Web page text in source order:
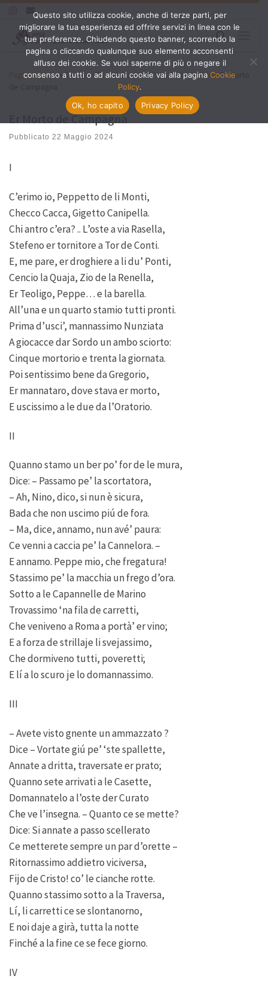
Passa al contenuto
Search
Pagina iniziale »Roma nella Letteratura»Pascarella Cesare»Er Morto
Er Morto de Campagna
Pubblicato 22 Maggio 2024
I
C’erimo io, Peppetto de li Monti,
Checco Cacca, Gigetto Canipella.
Chi antro c’era? .. L’oste a via Rasella,
Stefeno er tornitore a Tor de Conti.
E, me pare, er droghiere a li du’ Ponti,
Cencio la Quaja, Zio de la Renella,
Er Teoligo, Peppe… e la barella.
All’una e un quarto stamio tutti pronti.
Prima d’usci’, mannassimo Nunziata
A giocacce dar Sordo un ambo sciorto:
Cinque mortorio e trenta la giornata.
Poi sentissimo bene da Gregorio,
Er mannataro, dove stava er morto,
E uscissimo a le due da l’Oratorio.
II
Quanno stamo un ber po’ for de le mura,
Dice: – Passamo pe’ la scortatora,
– Ah, Nino, dico, si nun è sicura,
Bada che non uscimo piú de fora.
– Ma, dice, annamo, nun avé’ paura:
Ce venni a caccia pe’ la Cannelora. –
E annamo. Peppe mio, che fregatura!
Stassimo pe’ la macchia un frego d’ora.
Sotto a le Capannelle de Marino
Trovassimo ‘na fila de carretti,
Che veniveno a Roma a portà’ er vino;
E a forza de strillaje li svejassimo,
Che dormiveno tutti, poveretti;
E lí a lo scuro je lo domannassimo.
III
– Avete visto gnente un ammazzato ?
Dice – Vortate giú pe’ ‘ste spallette,
Annate a dritta, traversate er prato;
Quanno sete arrivati a le Casette,
Domannatelo a l’oste der Curato
Che ve l’insegna. – Quanto ce se mette?
Dice: Si annate a passo scellerato
Ce metterete sempre un par d’orette –
Ritornassimo addietro viciversa,
Fijo de Cristo! co’ le cianche rotte.
Quanno stassimo sotto a la Traversa,
Lí, li carretti ce se slontanorno,
E noi daje a girà, tutta la notte
Finché a la fine ce se fece giorno.
IV
Questo sito utilizza cookie, anche di terze parti, per
migliorare la tua esperienza ed offrire servizi in linea con le
tue preferenze. Chiudendo questo banner, scorrendo la
pagina o cliccando qualunque suo elemento acconsenti
all’uso dei cookie. Se vuoi saperne di più o negare il
consenso a tutti o ad alcuni cookie vai alla paginaCookie
Policy.
Ok, ho capito
Privacy Policy